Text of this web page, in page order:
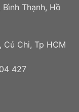
Thạnh, Hồ
Củ Chi, Tp HCM
427